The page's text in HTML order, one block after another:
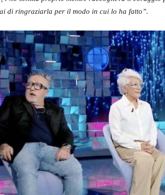
di ringraziarla per il modo in cui lo ha fatto”.